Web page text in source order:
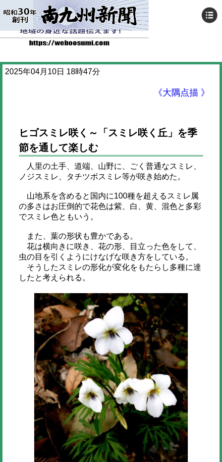
2025年04月10日 18時47分
《大隅点描 》
ヒゴスミレ咲く～「スミレ咲く丘」を季
節を通して楽しむ
人里の土手、道端、山野に、ごく普通なスミレ、
ノジスミレ、タチツボスミレ等が咲き始めた。
山地系を含めると国内に100種を超えるスミレ属
の多さはお圧倒的で花色は紫、白、黄、混色と多彩
でスミレ色ともいう。
また、葉の形状も豊かである。
花は横向きに咲き、花の形、目立った色をして、
虫の目を引くようにけなげな咲き方をしている。
そうしたスミレの形化が変化をもたらし多種に達
したと考えられる。